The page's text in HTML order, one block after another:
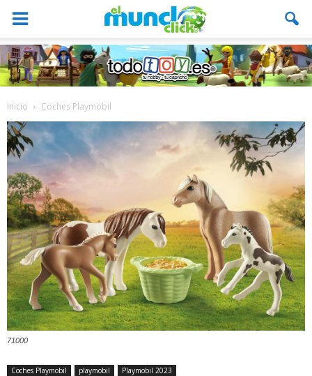
Inicio Coches Playmobil
71000
Coches Playmobil playmobil Playmobil 2023